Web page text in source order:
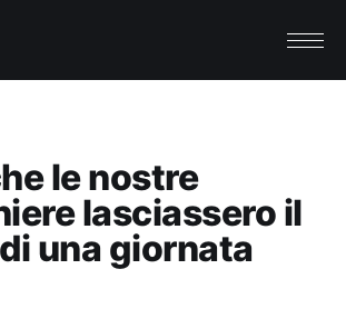
le nostre
lasciassero il
una giornata